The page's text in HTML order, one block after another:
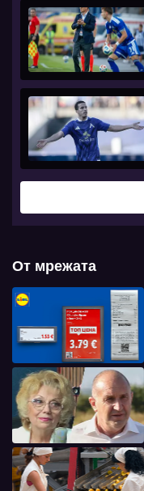
От мрежата